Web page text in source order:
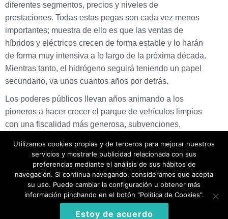
diferentes segmentos, precios y niveles de
prestaciones. Todas estas pegas son cada vez menos
importantes; muestra de ello es que las ventas de
híbridos y eléctricos crecen de forma estable y lo harán
de forma muy intensiva a lo largo de la próxima década.
Mientras tanto, el hidrógeno seguirá teniendo un papel
secundario, va unos cuantos años por detrás.
Los poderes públicos llevan años animando a los
pioneros a hacer crecer el parque de vehículos limpios
con una fiscalidad más generosa, subvenciones,
aparcamiento (exentos de ORA), etc. Si crece el parque
móvil, aumentan los puntos de recarga, crecen las
empresas de electro-movilidad y lo más importante:
conciencian al ciudadano acerca de cómo moverse de
la forma más sostenible posible.
Utilizamos cookies propias y de terceros para mejorar nuestros
servicios y mostrarle publicidad relacionada con sus
preferencias mediante el análisis de sus hábitos de
navegación. Si continua navegando, consideramos que acepta
su uso. Puede cambiar la configuración u obtener más
información pinchando en el botón "Política de Cookies".
Estoy de acuerdo